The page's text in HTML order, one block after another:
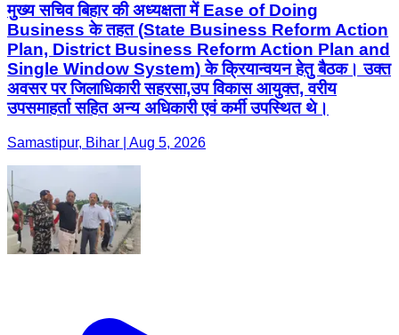
मुख्य सचिव बिहार की अध्यक्षता में Ease of Doing
Business के तहत (State Business Reform Action
Plan, District Business Reform Action Plan and
Single Window System) के क्रियान्वयन हेतु बैठक। उक्त
अवसर पर जिलाधिकारी सहरसा,उप विकास आयुक्त, वरीय
उपसमाहर्ता सहित अन्य अधिकारी एवं कर्मी उपस्थित थे।
Samastipur, Bihar | Aug 5, 2026